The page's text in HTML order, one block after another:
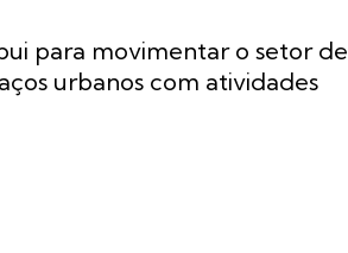
para movimentar o setor de
urbanos com atividades